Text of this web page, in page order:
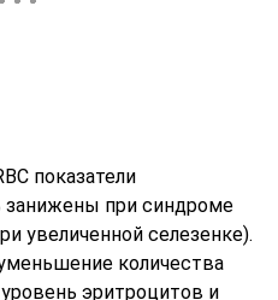
в бланк ответственным
стандарт» клинических
глаза врача) никто не
производимый для